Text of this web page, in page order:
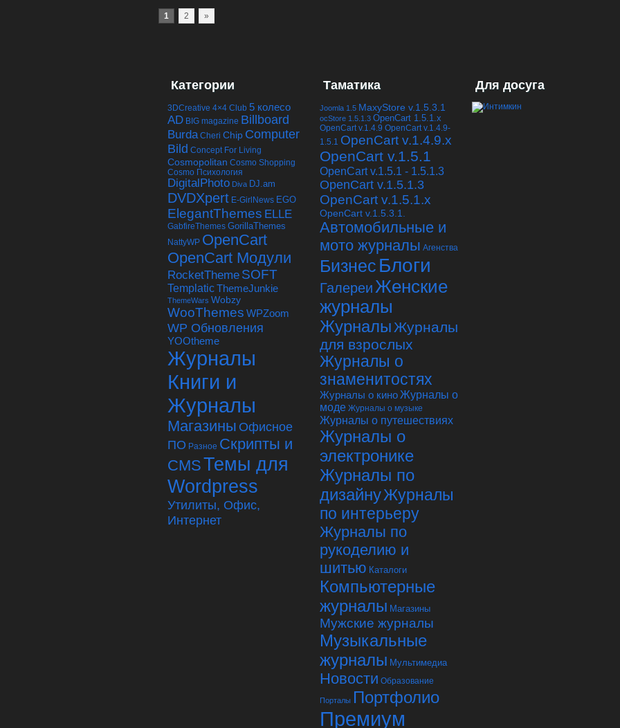
1 2 »
Категории
3DCreative 4×4 Club 5 колесо
AD BIG magazine Billboard
Burda Cheri Chip Computer
Bild Concept For Living
Cosmopolitan Cosmo Shopping
Cosmo Психология
DigitalPhoto Diva DJ.am
DVDXpert E-GirlNews EGO
ElegantThemes ELLE
GabfireThemes GorillaThemes
NattyWP OpenCart
OpenCart Модули
RocketTheme SOFT
TemplaticThemeJunkie
ThemeWars Wobzy
WooThemes WPZoom
WP Обновления
YOOtheme
Журналы
Книги и
Журналы
Магазины Офисное
ПО Разное Скрипты и
CMSТемы для
Wordpress
Утилиты, Офис,
Интернет
Таматика
Joomla 1.5 MaxyStore v.1.5.3.1
ocStore 1.5.1.3 OpenCart 1.5.1.x
OpenCart v.1.4.9 OpenCart v.1.4.9-
1.5.1 OpenCart v.1.4.9.х
OpenCart v.1.5.1
OpenCart v.1.5.1 - 1.5.1.3
OpenCart v.1.5.1.3
OpenCart v.1.5.1.x
OpenCart v.1.5.3.1.
Автомобильные и
мото журналы Агенства
Бизнес Блоги
Галереи Женские
журналы
Журналы Журналы
для взрослых
Журналы о
знаменитостях
Журналы о кино Журналы о
моде Журналы о музыке
Журналы о путешествиях
Журналы о
электронике
Журналы по
дизайнуЖурналы
по интерьеру
Журналы по
рукоделию и
шитью Каталоги
Компьютерные
журналы Магазины
Мужские журналы
Музыкальные
журналы Мультимедиа
Новости Образование
Порталы Портфолио
Премиум
Для досуга